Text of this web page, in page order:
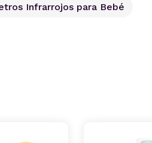
Infrarrojos para Bebé